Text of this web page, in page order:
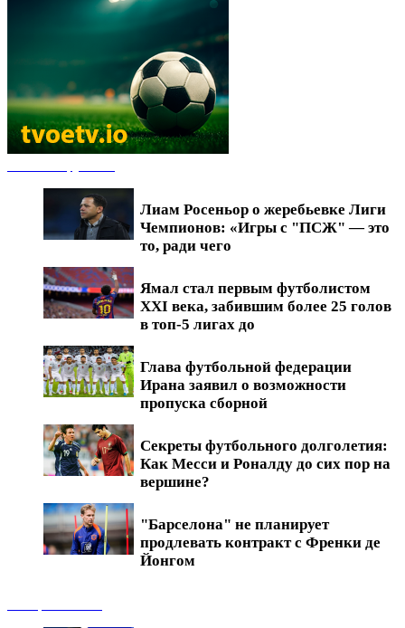
Лиам Росеньор о жеребьевке Лиги
Чемпионов: «Игры с "ПСЖ" — это
то, ради чего
Ямал стал первым футболистом
XXI века, забившим более 25 голов
в топ-5 лигах до
Глава футбольной федерации
Ирана заявил о возможности
пропуска сборной
Секреты футбольного долголетия:
Как Месси и Роналду до сих пор на
вершине?
"Барселона" не планирует
продлевать контракт с Френки де
Йонгом